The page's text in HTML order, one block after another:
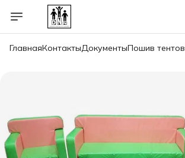
ГлавнаяКонтактыДокументыПошив